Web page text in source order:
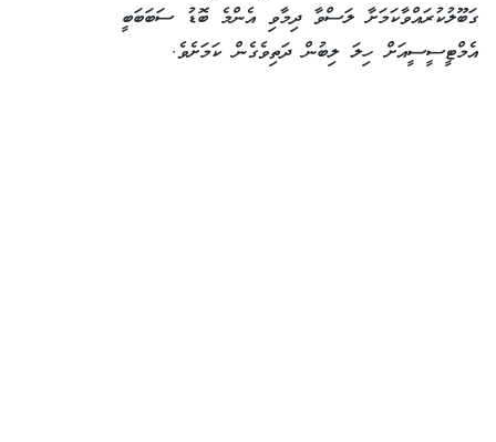
ގަބޫލުކުރައްވާކަމަށާ ލަސްވާ ދިމާވި އެންމެ ބޮޑު ސަބަބަބީ
އެމްޓީސީސީއަށް ހިލަ ލިބުން ދަތިވެގެން ކަމަށެވެ.